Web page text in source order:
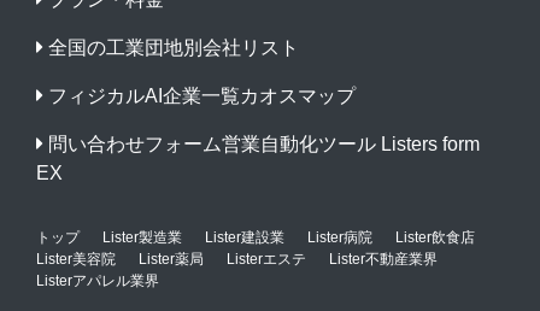
全国の工業団地別会社リスト
フィジカルAI企業一覧カオスマップ
問い合わせフォーム営業自動化ツール Listers form
EX
トップ Lister製造業 Lister建設業 Lister病院
Lister飲食店
Lister美容院
Lister薬局 Listerエステ
Lister不動産業界
Listerアパレル業界